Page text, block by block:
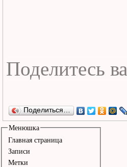
Поделиться…
Менюшка
Главная страница
Записи
Метки